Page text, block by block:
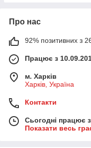
Про нас
92% позитивних з 26
Працює з
м. Харків
Харків, Україна
Контакти
Сьогодні працює
Показати весь